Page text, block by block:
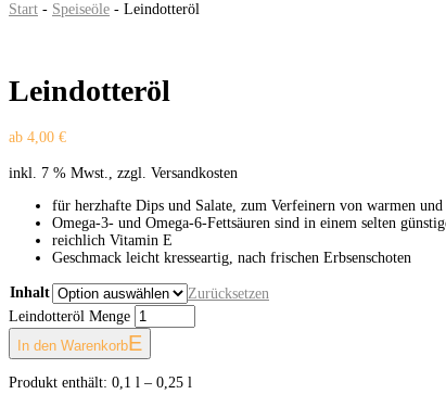
Start - Speiseöle - Leindotteröl
Leindotteröl
ab 4,00 €
inkl. 7 % Mwst., zzgl. Versandkosten
für herzhafte Dips und Salate, zum Verfeinern von warmen und
Omega-3- und Omega-6-Fettsäuren sind in einem selten
reichlich Vitamin E
Geschmack leicht kresseartig, nach frischen Erbsenschoten
Inhalt
Zurücksetzen
Leindotteröl Menge
In den Warenkorb
Produkt enthält: 0,1 l – 0,25 l